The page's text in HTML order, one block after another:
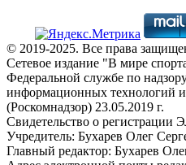
© 2019-2025. Все права
Сетевое издание "В мире
Федеральной службе по
информационных технологий
(Роскомнадзор) 23.05.2019 г.
Свидетельство о
Учредитель: Бухарев Олег
Главный редактор: Бухарев